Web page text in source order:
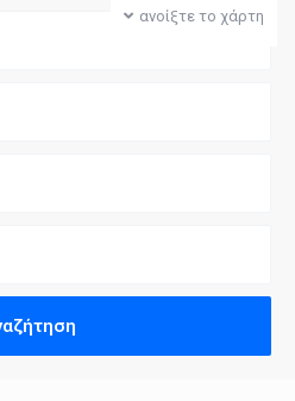
ανοίξτε το χάρτη